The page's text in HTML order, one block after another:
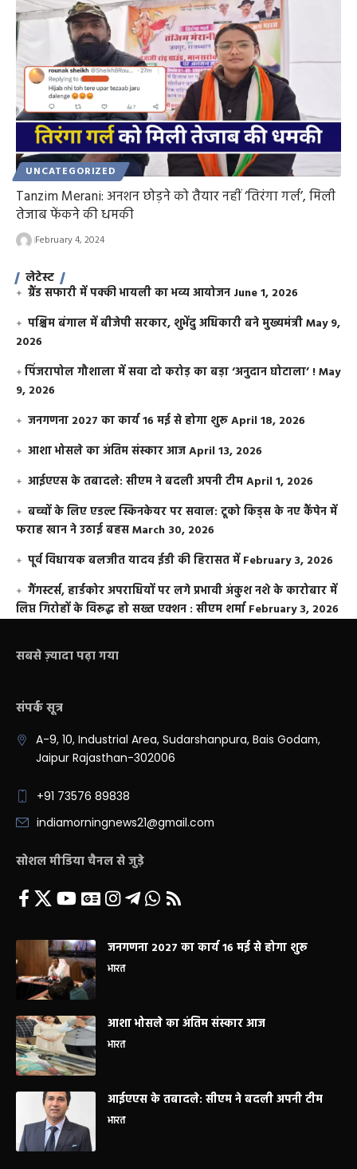
UNCATEGORIZED
Tanzim Merani: अनशन छोड़ने को तैयार नहीं ‘तिरंगा गर्ल’, मिली
तेजाब फेंकने की धमकी
February 4, 2024
लेटेस्ट
ग्रैंड सफारी में पक्की भायली का भव्य आयोजन June 1, 2026
पश्चिम बंगाल में बीजेपी सरकार, शुभेंदु अधिकारी बने मुख्यमंत्रीMay 9,
2026
​पिंजरापोल गौशाला में सवा दो करोड़ का बड़ा ‘अनुदान घोटाला’ !May
9, 2026
जनगणना 2027 का कार्य 16 मई से होगा शुरूApril 18, 2026
आशा भोसले का अंतिम संस्कार आजApril 13, 2026
आईएएस के तबादले: सीएम ने बदली अपनी टीमApril 1, 2026
बच्चों के लिए एडल्ट स्किनकेयर पर सवाल: टूको किड्स के नए कैंपेन में
फराह खान ने उठाई बहसMarch 30, 2026
पूर्व विधायक बलजीत यादव ईडी की हिरासत में February 3, 2026
गैंगस्टर्स, हार्डकोर अपराधियों पर लगे प्रभावी अंकुश नशे के कारोबार में
लिप्त गिरोहों के विरूद्ध हो सख्त एक्शन : सीएम शर्मा February 3, 2026
सबसे ज़्यादा पढ़ा गया
संपर्क सूत्र
A-9, 10, Industrial Area, Sudarshanpura, Bais Godam,
Jaipur Rajasthan-302006
+91 73576 89838
indiamorningnews21@gmail.com
सोशल मीडिया चैनल से जुड़े
जनगणना 2027 का कार्य 16 मई से होगा शुरू
भारत
आशा भोसले का अंतिम संस्कार आज
भारत
आईएएस के तबादले: सीएम ने बदली अपनी टीम
भारत